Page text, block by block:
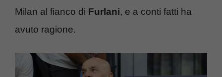
Milan al fianco di Furlani, e a conti fatti ha
avuto ragione.